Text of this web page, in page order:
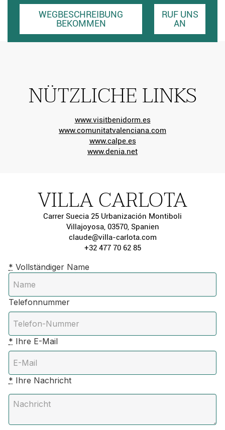
WEGBESCHREIBUNG
BEKOMMEN
RUF UNS
AN
NÜTZLICHE LINKS
www.visitbenidorm.es
www.comunitatvalenciana.com
www.calpe.es
www.denia.net
VILLA CARLOTA
Carrer Suecia 25 Urbanización Montiboli
Villajoyosa, 03570, Spanien
claude@villa-carlota.com
+32 477 70 62 85
* Vollständiger Name
Telefonnummer
* Ihre E-Mail
* Ihre Nachricht